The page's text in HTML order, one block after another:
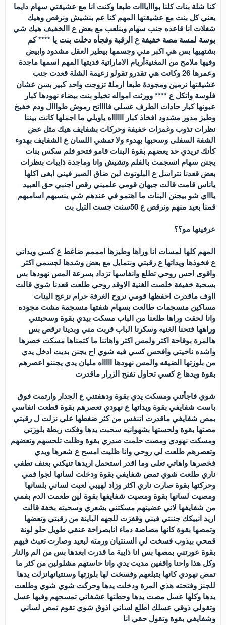
كنا شلة بنات كلنا بوااايااات طبعا وكنت انا مع عشيقتي سهام دايما
يعني كل بنت مع عشيقتها المهم كنا عم بنشيش ونرقص وهيك
شغلات انا قاعده جنب سهام وبنلعب مع بعض ع االخفيف هيك شي
بوسة لمسة مصة خفيفة ع الرقبة وفجأه دخلت بنت يا **** كم
بشتهيها بس هي اكبر مني وجسمها بيطير العقل مشدود وابيض
وفيها ملامح من المغنيةأريام الاماراتية فديتها المهم اسمها ماجدة
وعمرها 26 وكانت هي تقدرو تقولو زعيمة الشلة قعدت جنب
عشيقتها نرمين ومجودة طبعا ارملة تزوجت واحد كبير بسن عشان
فلوسة واتكل ع **** وورثت امواله تخيلو بنت بيضاء نهودها كبار
عيونها كبار حادات الطرف عسلي فااااتح رموش طوااال ودم خفيخ
وطيز مدور مشدود افخاذ كبار ااااااه ياويلي ما اجملها كانت بيننا
نظرات تذوب وغمزات خفيفة وحركات بشفايف هيك مثل عض
الشفة السفلى وسحبها بهدوء ولا تمشي اللسان ع الشفايف بهدوء
كأنك تريدي حد يعضهم بقوة البنات قامو فتحو فلم سكس بنات
يجنن سهام انسجمت بالفلم وتشيش وانا وماجدة ذايبات بنظرات
بعض قعدنا نتراسل ع البلوتوث لين ضاق الصبر فيني ابغى اكلها
ياناس قامت قالت جيهان قومي علميني رقص اجنبي حق العبيد
ياااي شو بيجنن البنات ما اهتمو في عندهم شي ينسيهم اساميهم
قمنا بعيد منهم ونرقص ع 50سنت جست التيل بت
عرفينها مو؟؟
المهم كلها لمسات انا وراها وطيزها امممم ضاغط ع كسي ويداتي
ع فخوذها ويداتها ع رقبتي ونتمايل مع بعض وشدها لجسمي اكثر
واقوى احس روحي تطلع وانفاسها تزداد بسرعة المس نهودها بس
بسحبة خفيفة خلصت الغنية الاوقد روحي طلعت قعدنا شوي قالت
ااوف ماقدرت احفظها قومي نروح الغرفة حرام نزعج البنات
مساكين منسجمات طالعت بسهام شفتها منسجمة مشت مجوده
وانا لحقت وراها طلعنا من الباب مسكت بيدي بقوة وسحبتني
وراهها فتحنا الغنيه وسكرنا الباب قربت مني وبدينا نرقص بس
هالمرة بوقاحة اكثر ولمس اكثر واهاتنا ما كتمناها مسكت خصرها
واشده ناحيتي وافحس كسي فيه شوي اح يجنن بديت ادخل يدي
من بلوزتها الضيقه والمس نهودها اااااه مليان يدي يجننو اعصرهم
بقوة ويدها ع كسي تحاول تفنح الزرار ماقدرت
شوي فاجأتني ومسكت يدي بقوة ودهفتني ع الجدار وارتمت فوق
باست شفايفي بقوة ويداتها ع نهودي تعصرهم بقوة قطعت انفاسي
بمص شفايفي ماقدرت اتنفس من كثر ضغطها علي نزلت ل رقبتي
مصتها بقوة ولحستها بشهوانيه سحبت يدها وفكت ربطة بلوزتي
ومسكت نهودي ومصت حلمت صدري بقوة وظلت تلحسهم وتعضهم
وتعصرهم طلعت لي روحي وانا ظليت امسح ع شعرها ويدي
فخصرها واهاتي تعلى وما اقدر استحمل اريدها تنيكني بعنف تطفي
ناري طلعت شوي تمص شفايفي بقوة ودخلت لسانها لجوا فمي
وحركتها بقوة صارت ناري اكثر وزاد لهيبي لعبت لساني بلسانها
ومصيت لسانها بقوة ومصيت شفايفها بقوة لين طعمت الدم بفمي
من شفايفها لاني عضيتهم مسكتني بشعري وسحبته بخفة قالت
اريد انييكك جننتي فيني وقفزت للجهه الباينة من رقبتي وتعضها
وتمصها بقوة كانها مصاصة دماء انابصراحة عنقي طويل حلو لونة
قمحي بيذوب فسخت لي السنتيان ورمته لبعيد وصارت تعبث فيهم
بقوة عورتني بمصها بس انا ذايبة ما قدرت ابعدها بس من الم والنار
وكل هذا واحنا واقفين مديت يدي وانا حاستهم مشلولين من كثر ما
تمص نهودي كانها بتبلعهم وفسخت لها بلوزتها وسنتيانهانزلت يدها
للجنز وفتحته هذي المرة ودخلت يدها وحركت شوي شوي وطلعت
يدها وكلها عسل مصت يدها وحطتها عشفاتي تمسحهم وفيها عسل
وتقولي ذوقي عسلك اطلع لساني اذوق شوي تقوم تمص لساني
وشفايفي بقوة وتقول حقي انا